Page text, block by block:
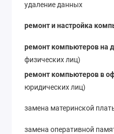
удаление данных
ремонт и настройка
ремонт компьютеров на
физических лиц)
ремонт компьютеров в
юридических лиц)
замена материнской
замена оперативной